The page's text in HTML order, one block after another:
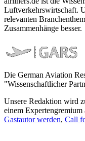
Luftverkehrswirtschaft.
relevanten
Zusammenhänge besser.
Die German Aviation
"Wissenschaftlicher
Unsere Redaktion wird
einem Expertengremium
Gastautor werden, Call